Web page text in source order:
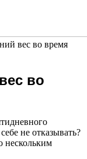
вес во время
во
не отказывать?
нескольким